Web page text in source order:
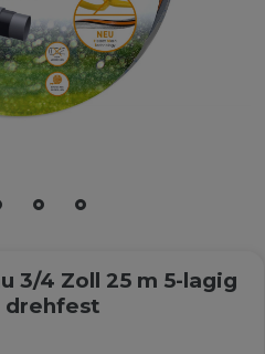
3/4 Zoll 25 m 5-lagig
drehfest